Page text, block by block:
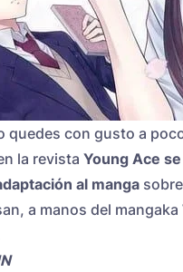
quedes con gusto a
la revista Young Ace
al manga
a manos del mangaka